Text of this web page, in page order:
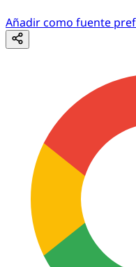
Añadir como fuente